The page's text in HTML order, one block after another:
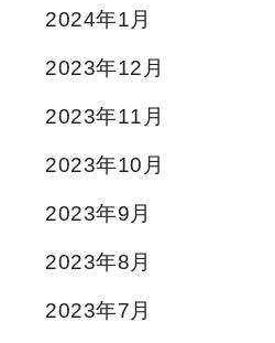
2024年1月
2023年12月
2023年11月
2023年10月
2023年9月
2023年8月
2023年7月